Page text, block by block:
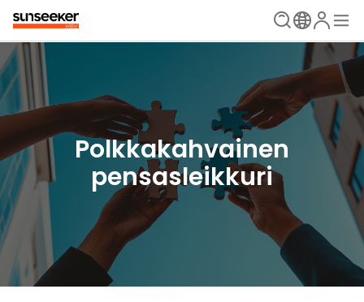
Polkkakahvainen
pensasleikkuri